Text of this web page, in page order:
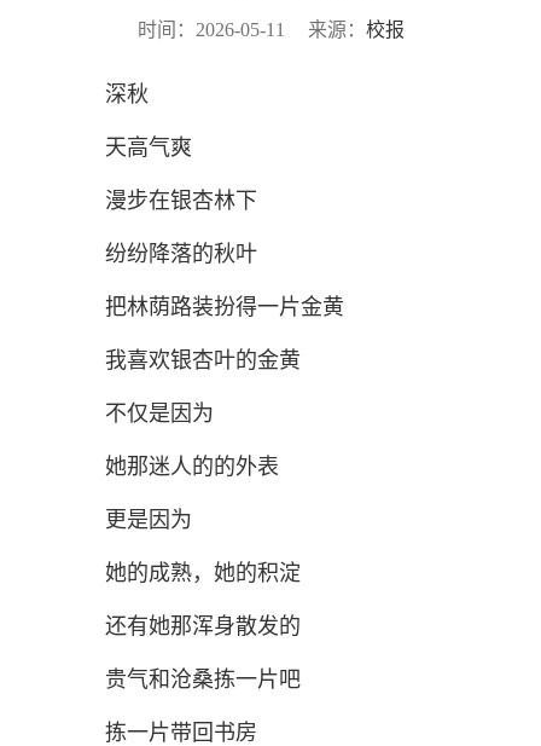
时间：2026-05-11 来源： 校报
深秋
天高气爽
漫步在银杏林下
纷纷降落的秋叶
把林荫路装扮得一片金黄
我喜欢银杏叶的金黄
不仅是因为
她那迷人的的外表
更是因为
她的成熟，她的积淀
还有她那浑身散发的
贵气和沧桑拣一片吧
拣一片带回书房